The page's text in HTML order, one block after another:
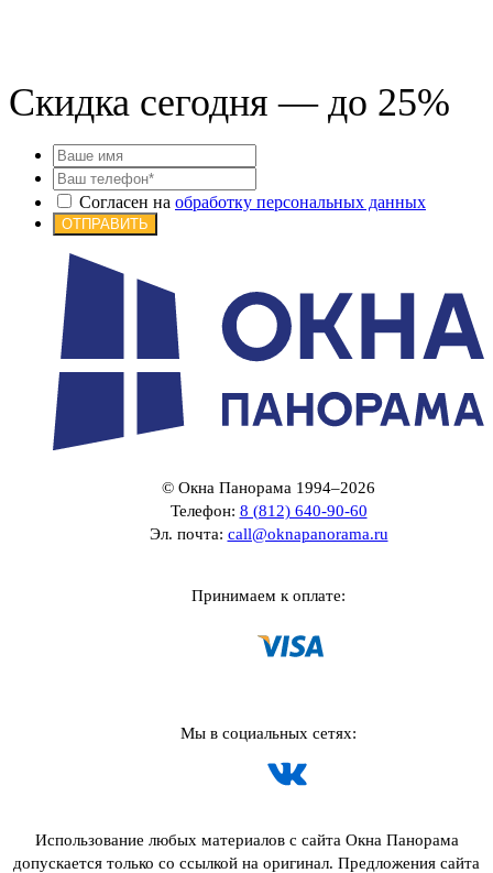
Скидка сегодня — до 25%
Согласен на обработку персональных данных
ОТПРАВИТЬ
© Окна Панорама 1994–2026
Телефон: 8 (812) 640-90-60
Эл. почта: call@oknapanorama.ru
Принимаем к оплате:
Мы в социальных сетях:
Использование любых материалов с сайта Окна Панорама
допускается только со ссылкой на оригинал. Предложения сайта